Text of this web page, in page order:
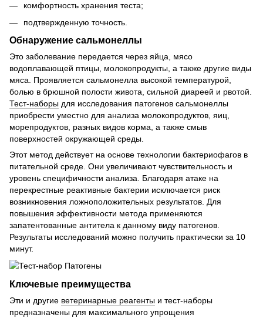
комфортность хранения теста;
подтвержденную точность.
Обнаружение сальмонеллы
Это заболевание передается через яйца, мясо
водоплавающей птицы, молокопродукты, а также другие виды
мяса. Проявляется сальмонелла высокой температурой,
болью в брюшной полости живота, сильной диареей и рвотой.
Тест-наборы для исследования патогенов сальмонеллы
приобрести уместно для анализа молокопродуктов, яиц,
морепродуктов, разных видов корма, а также смыв
поверхностей окружающей среды.
Этот метод действует на основе технологии бактериофагов в
питательной среде. Они увеличивают чувствительность и
уровень специфичности анализа. Благодаря атаке на
перекрестные реактивные бактерии исключается риск
возникновения ложноположительных результатов. Для
повышения эффективности метода применяются
запатентованные антитела к данному виду патогенов.
Результаты исследований можно получить практически за 10
минут.
Ключевые преимущества
Эти и другие ветеринарные реагенты и тест-наборы
предназначены для максимального упрощения